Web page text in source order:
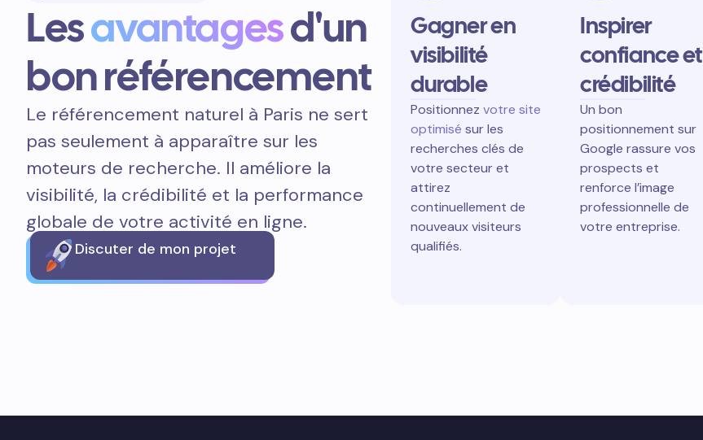
Lesavantagesd'un
bon référencement
Le référencement naturel à Paris ne sert
pas seulement à apparaître sur les
moteurs de recherche. Il améliore la
visibilité, la crédibilité et la performance
globale de votre activité en ligne.
Discuter de mon projet
Gagner en
visibilité
durable
Positionnez votre site
optimisé sur les
recherches clés de
votre secteur et
attirez
continuellement de
nouveaux visiteurs
qualifiés.
Inspirer
confiance et
crédibilité
Un bon
positionnement sur
Google rassure vos
prospects et
renforce l’image
professionnelle de
votre entreprise.